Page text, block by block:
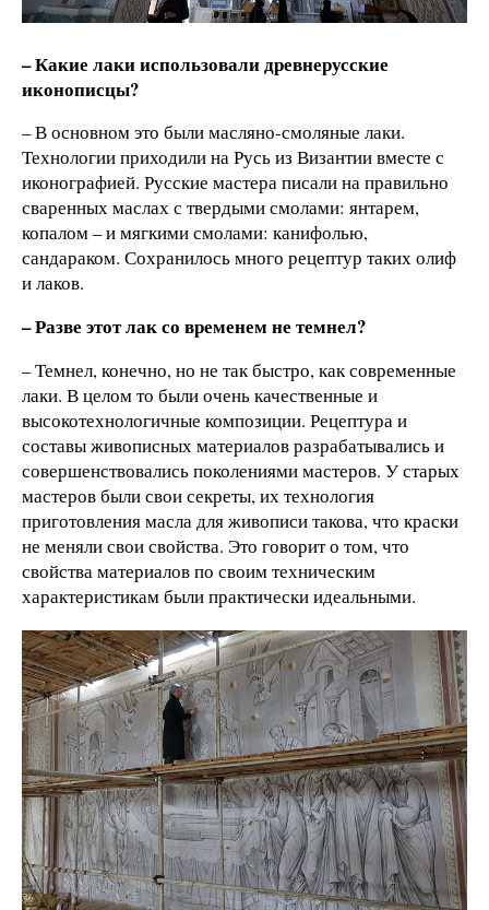
– Какие лаки использовали древнерусские
иконописцы?
– В основном это были масляно-смоляные лаки.
Технологии приходили на Русь из Византии вместе с
иконографией. Русские мастера писали на правильно
сваренных маслах с твердыми смолами: янтарем,
копалом – и мягкими смолами: канифолью,
сандараком. Сохранилось много рецептур таких олиф
и лаков.
– Разве этот лак со временем не темнел?
– Темнел, конечно, но не так быстро, как современные
лаки. В целом то были очень качественные и
высокотехнологичные композиции. Рецептура и
составы живописных материалов разрабатывались и
совершенствовались поколениями мастеров. У старых
мастеров были свои секреты, их технология
приготовления масла для живописи такова, что краски
не меняли свои свойства. Это говорит о том, что
свойства материалов по своим техническим
характеристикам были практически идеальными.